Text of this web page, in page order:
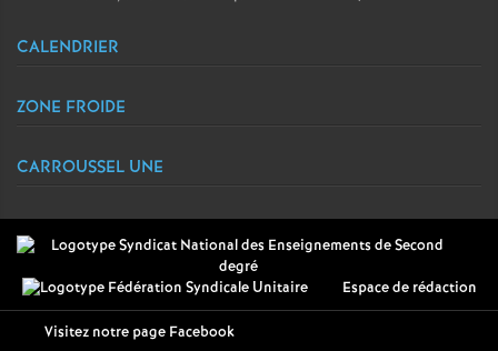
CALENDRIER
ZONE FROIDE
CARROUSSEL UNE
Espace de rédaction
Visitez notre page Facebook